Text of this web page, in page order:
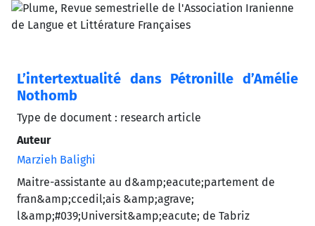
L’intertextualité dans Pétronille d’Amélie
Nothomb
Type de document : research article
Auteur
Marzieh Balighi
Maitre-assistante au d&amp;eacute;partement de
fran&amp;ccedil;ais &amp;agrave;
l&amp;#039;Universit&amp;eacute; de Tabriz